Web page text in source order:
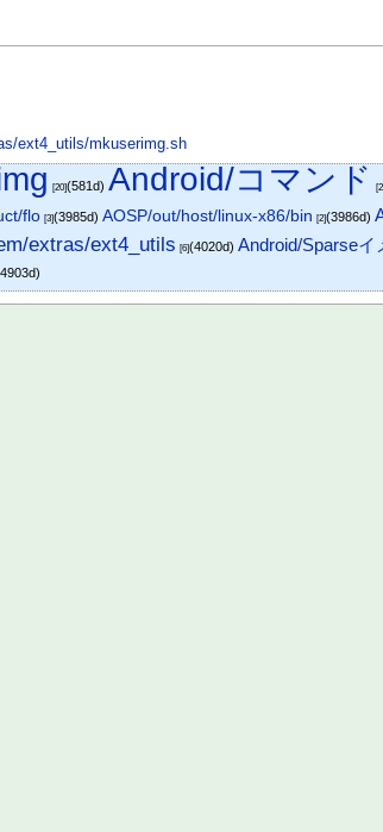
ext4_utils/mkuserimg.sh
[20](581d)Android/コマンド
flo [3](3985d)AOSP/out/host/linux-x86/bin [2](3986d)
extras/ext4_utils [6](4020d)Android/Sparseイ